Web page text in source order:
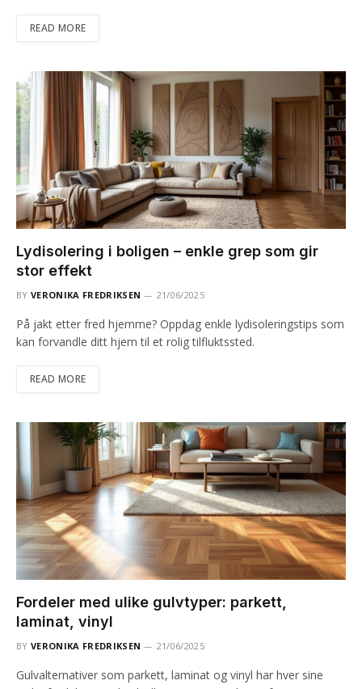
READ MORE
Lydisolering i boligen – enkle grep som gir
stor effekt
BY VERONIKA FREDRIKSEN 21/06/2025
På jakt etter fred hjemme? Oppdag enkle lydisoleringstips som
kan forvandle ditt hjem til et rolig tilfluktssted.
READ MORE
Fordeler med ulike gulvtyper: parkett,
laminat, vinyl
BY VERONIKA FREDRIKSEN 21/06/2025
Gulvalternativer som parkett, laminat og vinyl har hver sine